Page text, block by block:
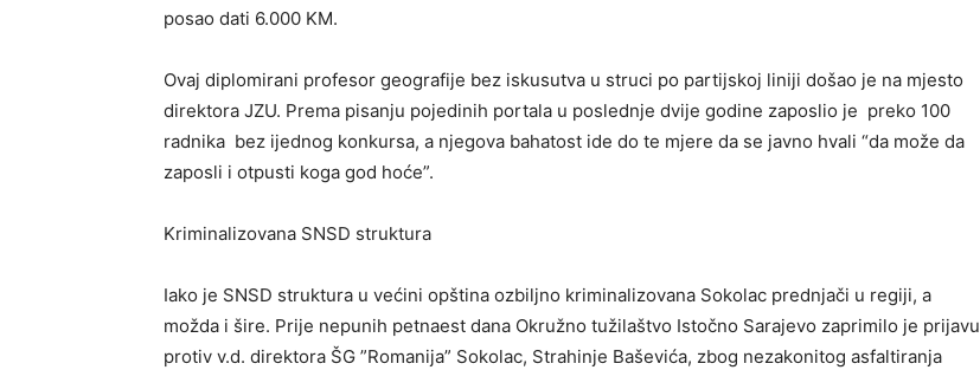
posao dati 6.000 KM.
Ovaj diplomirani profesor geografije bez iskusutva u struci po partijskoj liniji došao je na mjesto
direktora JZU. Prema pisanju pojedinih portala u poslednje dvije godine zaposlio je preko 100
radnika bez ijednog konkursa, a njegova bahatost ide do te mjere da se javno hvali “da može da
zaposli i otpusti koga god hoće”.
Kriminalizovana SNSD struktura
Iako je SNSD struktura u većini opština ozbiljno kriminalizovana Sokolac prednjači u regiji, a
možda i šire. Prije nepunih petnaest dana Okružno tužilaštvo Istočno Sarajevo zaprimilo je prijavu
protiv v.d. direktora ŠG ”Romanija” Sokolac, Strahinje Baševića, zbog nezakonitog asfaltiranja